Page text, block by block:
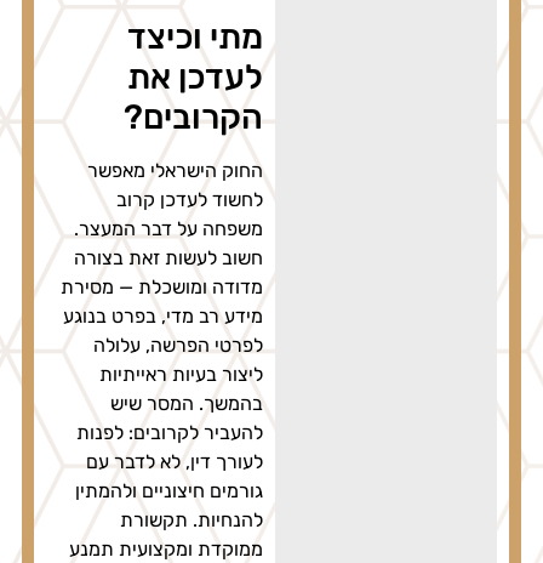
מתי וכיצד
לעדכן את
הקרובים?
החוק הישראלי מאפשר
לחשוד לעדכן קרוב
משפחה על דבר המעצר.
חשוב לעשות זאת בצורה
מדודה ומושכלת — מסירת
מידע רב מדי, בפרט בנוגע
לפרטי הפרשה, עלולה
ליצור בעיות ראייתיות
בהמשך. המסר שיש
להעביר לקרובים: לפנות
לעורך דין, לא לדבר עם
גורמים חיצוניים ולהמתין
להנחיות. תקשורת
ממוקדת ומקצועית תמנע